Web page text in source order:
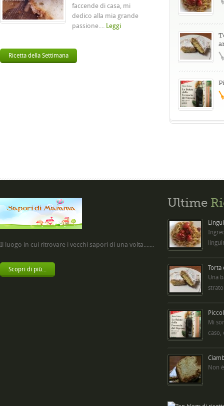
faccende di casa, mi
dedico alla mia grande
passione.... Leggi
Ricetta della Settimana
Il luogo in cui ritrovare i vecchi sapori di una volta.......
Scopri di più...
Ultime
Torta
Una
Mi
caso,
Non